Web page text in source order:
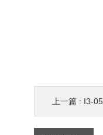
上一篇 : I3-